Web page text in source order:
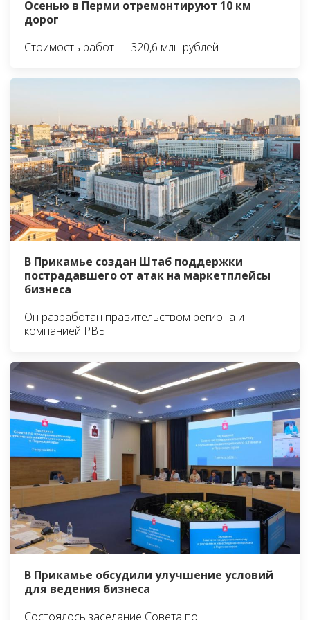
Осенью в Перми отремонтируют 10 км
дорог
Стоимость работ — 320,6 млн рублей
В Прикамье создан Штаб поддержки
пострадавшего от атак на маркетплейсы
бизнеса
Он разработан правительством региона и
компанией РВБ
В Прикамье обсудили улучшение условий
для ведения бизнеса
Состоялось заседание Совета по